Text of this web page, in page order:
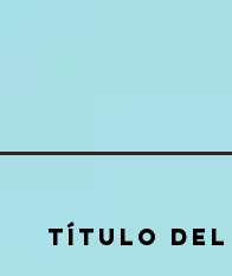
Título del